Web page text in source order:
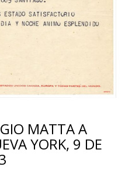
MATTA A
YORK, 9 DE